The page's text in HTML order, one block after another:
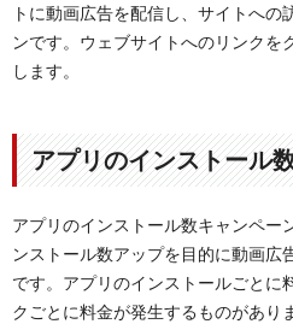
トに動画広告を配信し、サイトへの
ンです。ウェブサイトへのリンクを
します。
アプリのインストール
アプリのインストール数キャンペー
ンストール数アップを目的に動画広
です。アプリのインストールごとに
クごとに料金が発生するものがあり